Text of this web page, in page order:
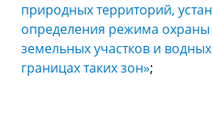
природных территорий,
определения режима охраны
земельных участков и
границах таких зон»;